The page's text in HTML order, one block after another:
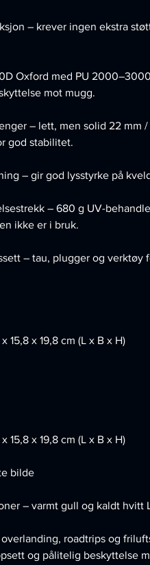
– krever ingen ekstra
Oxford med PU
mot mugg.
– lett, men solid 22 mm /
god stabilitet.
– gir god lysstyrke på
– 680 g UV-
ikke er i bruk.
– tau, plugger og verktøy
15,8 x 19,8 cm (L x B x H)
15,8 x 19,8 cm (L x B x H)
bilde
– varmt gull og kaldt hvitt
roadtrips og
og pålitelig beskyttelse